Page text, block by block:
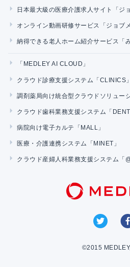
日本最大級の医療介護求人サイト「ジ
オンライン動画研修サービス「ジョブ
納得できる老人ホーム紹介サービス「
「MEDLEY AI CLOUD」
クラウド診療支援システム「CLINICS」
調剤薬局向け統合型クラウドソリュー
クラウド歯科業務支援システム「
病院向け電子カルテ「MALL」
医療・介護連携システム「MINET」
クラウド産婦人科業務支援システム「
©2015